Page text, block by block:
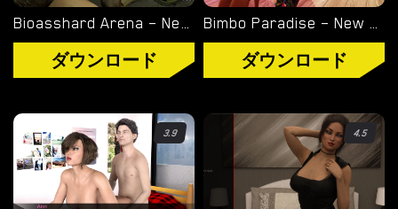
ダウンロード用追加
タグ
Bioasshard Arena – New Version 0.9.271 [VersusX]
ダウンロード
Bimbo Paradise – New Version 0.8.9 [P1NUPS Games]
ダウンロード
3.9 4.5